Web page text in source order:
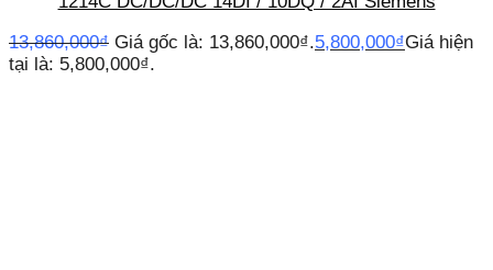
13,860,000₫ Giá gốc là: 13,860,000₫.5,800,000₫Giá hiện
tại là: 5,800,000₫.